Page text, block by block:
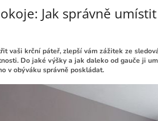
Jak správně
vaši krční páteř, zlepší vám zážitek ze
Do jaké výšky a jak daleko od gauče ji
v obýváku správně poskládat.